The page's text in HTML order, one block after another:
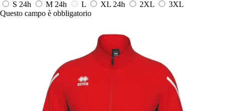
S 24h M 24h L XL 24h 2XL
3XL
Questo campo è obbligatorio